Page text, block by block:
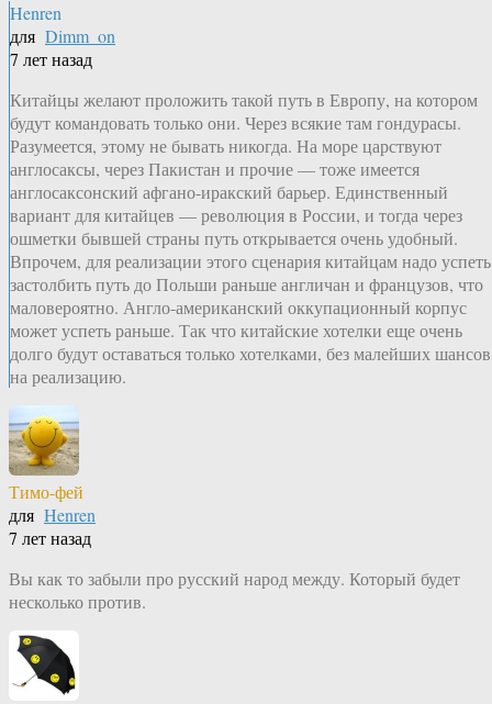
Henren
для Dimm_on
7 лет назад
Китайцы желают проложить такой путь в Европу, на котором
будут командовать только они. Через всякие там гондурасы.
Разумеется, этому не бывать никогда. На море царствуют
англосаксы, через Пакистан и прочие — тоже имеется
англосаксонский афгано-иракский барьер. Единственный
вариант для китайцев — революция в России, и тогда через
ошметки бывшей страны путь открывается очень удобный.
Впрочем, для реализации этого сценария китайцам надо успеть
застолбить путь до Польши раньше англичан и французов, что
маловероятно. Англо-американский оккупационный корпус
может успеть раньше. Так что китайские хотелки еще очень
долго будут оставаться только хотелками, без малейших шансов
на реализацию.
Тимо-фей
для Henren
7 лет назад
Вы как то забыли про русский народ между. Который будет
несколько против.